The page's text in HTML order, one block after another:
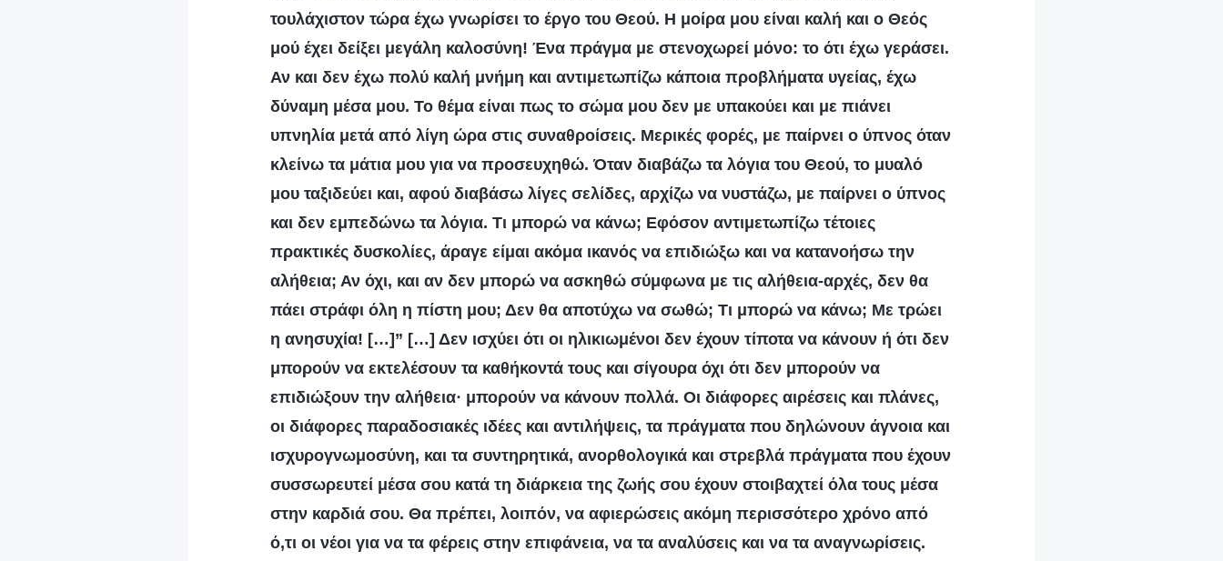
τουλάχιστον τώρα έχω γνωρίσει το έργο του Θεού. Η μοίρα μου είναι καλή και ο Θεός
μού έχει δείξει μεγάλη καλοσύνη! Ένα πράγμα με στενοχωρεί μόνο: το ότι έχω γεράσει.
Αν και δεν έχω πολύ καλή μνήμη και αντιμετωπίζω κάποια προβλήματα υγείας, έχω
δύναμη μέσα μου. Το θέμα είναι πως το σώμα μου δεν με υπακούει και με πιάνει
υπνηλία μετά από λίγη ώρα στις συναθροίσεις. Μερικές φορές, με παίρνει ο ύπνος όταν
κλείνω τα μάτια μου για να προσευχηθώ. Όταν διαβάζω τα λόγια του Θεού, το μυαλό
μου ταξιδεύει και, αφού διαβάσω λίγες σελίδες, αρχίζω να νυστάζω, με παίρνει ο ύπνος
και δεν εμπεδώνω τα λόγια. Τι μπορώ να κάνω; Εφόσον αντιμετωπίζω τέτοιες
πρακτικές δυσκολίες, άραγε είμαι ακόμα ικανός να επιδιώξω και να κατανοήσω την
αλήθεια; Αν όχι, και αν δεν μπορώ να ασκηθώ σύμφωνα με τις αλήθεια-αρχές, δεν θα
πάει στράφι όλη η πίστη μου; Δεν θα αποτύχω να σωθώ; Τι μπορώ να κάνω; Με τρώει
η ανησυχία! […]” […] Δεν ισχύει ότι οι ηλικιωμένοι δεν έχουν τίποτα να κάνουν ή ότι δεν
μπορούν να εκτελέσουν τα καθήκοντά τους και σίγουρα όχι ότι δεν μπορούν να
επιδιώξουν την αλήθεια· μπορούν να κάνουν πολλά. Οι διάφορες αιρέσεις και πλάνες,
οι διάφορες παραδοσιακές ιδέες και αντιλήψεις, τα πράγματα που δηλώνουν άγνοια και
ισχυρογνωμοσύνη, και τα συντηρητικά, ανορθολογικά και στρεβλά πράγματα που έχουν
συσσωρευτεί μέσα σου κατά τη διάρκεια της ζωής σου έχουν στοιβαχτεί όλα τους μέσα
στην καρδιά σου. Θα πρέπει, λοιπόν, να αφιερώσεις ακόμη περισσότερο χρόνο από
ό,τι οι νέοι για να τα φέρεις στην επιφάνεια, να τα αναλύσεις και να τα αναγνωρίσεις.